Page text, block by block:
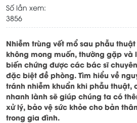
Số lần xem:
3856
Nhiễm trùng vết mổ sau phẫu
không mong muốn, thường gặp và
biến chứng được các bác sĩ
đặc biệt đề phòng. Tìm hiểu về
tránh nhiễm khuẩn khi phẫu thuật,
nhanh lành sẽ giúp chúng ta có
xử lý, bảo vệ sức khỏe cho bản
trong gia đình.